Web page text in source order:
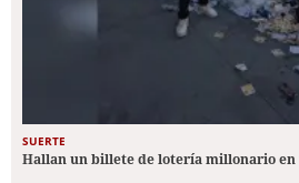
SUERTE
Hallan un billete de lotería millonario